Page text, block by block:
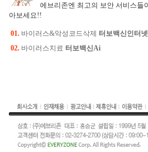
에브리존엔 최고의 보안 서비스들
아보세요!!
01. 바이러스&악성코드삭제 터보백신인터
02. 바이러스치료 터보백신Ai